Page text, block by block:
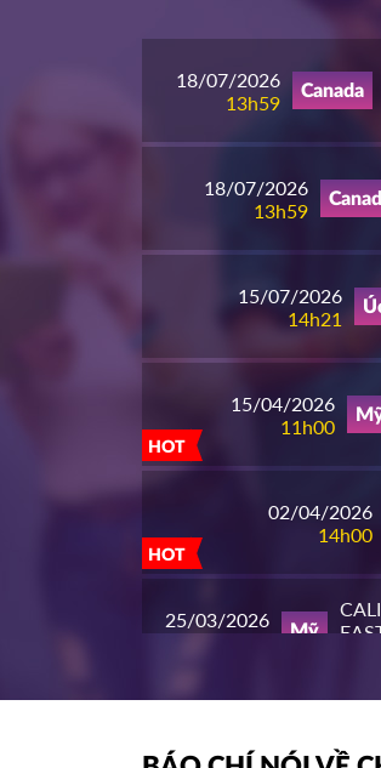
18/07/2026
13h59
Canada
18/07/2026
13h59
15/07/2026
14h21
HOT
15/04/2026
11h00
HOT
02/04/2026
14h00
25/03/2026
Mỹ
14h00